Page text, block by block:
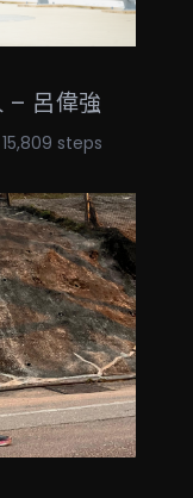
– 呂偉強
15,809 steps